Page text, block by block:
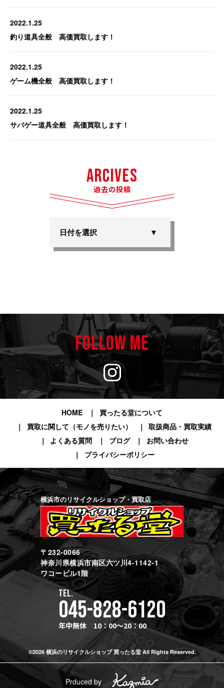
2022.1.25
釣り道具全般 高価買取します！
2022.1.25
ゲーム機全般 高価買取します！
2022.1.25
サバゲー道具全般 高価買取します！
Arcives
過去の投稿
日付を選択
FOLLOW ME
HOME
買ったる堂について
買取に関して（モノを売りたい）
取扱商品・買取実績
よくある質問
ブログ
お問い合わせ
プライバシーポリシー
横浜市のリサイクルショップ・買取店
〒232-0066
神奈川県横浜市南区六ツ川4-1142-1
ワコービル1階
TEL.
045-828-6120
年中無休 10：00～20：00
©2026 横浜のリサイクルショップ 買ったる堂 All Rights Reserved.
Prduced by